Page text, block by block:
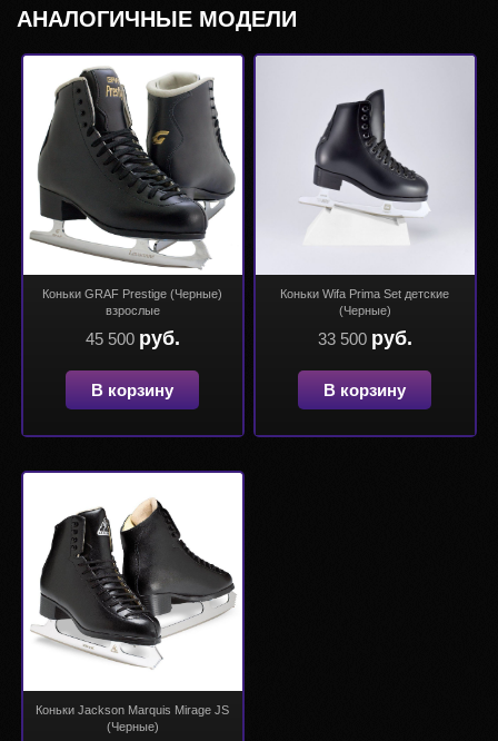
АНАЛОГИЧНЫЕ МОДЕЛИ
Коньки GRAF Prestige (Черные)
взрослые
45 500 руб.
В корзину
Коньки Wifa Prima Set детские
(Черные)
33 500 руб.
В корзину
Коньки Jackson Marquis Mirage JS
(Черные)